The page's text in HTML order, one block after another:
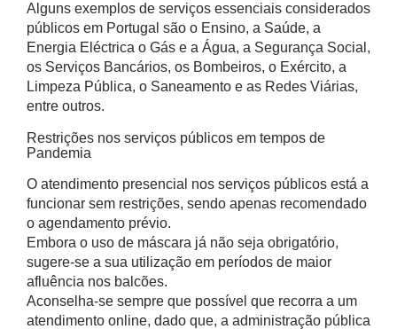
Alguns exemplos de serviços essenciais considerados
públicos em Portugal são o Ensino, a Saúde, a
Energia Eléctrica o Gás e a Água, a Segurança Social,
os Serviços Bancários, os Bombeiros, o Exército, a
Limpeza Pública, o Saneamento e as Redes Viárias,
entre outros.
Restrições nos serviços públicos em tempos de
Pandemia
O atendimento presencial nos serviços públicos está a
funcionar sem restrições, sendo apenas recomendado
o agendamento prévio.
Embora o uso de máscara já não seja obrigatório,
sugere-se a sua utilização em períodos de maior
afluência nos balcões.
Aconselha-se sempre que possível que recorra a um
atendimento online, dado que, a administração pública